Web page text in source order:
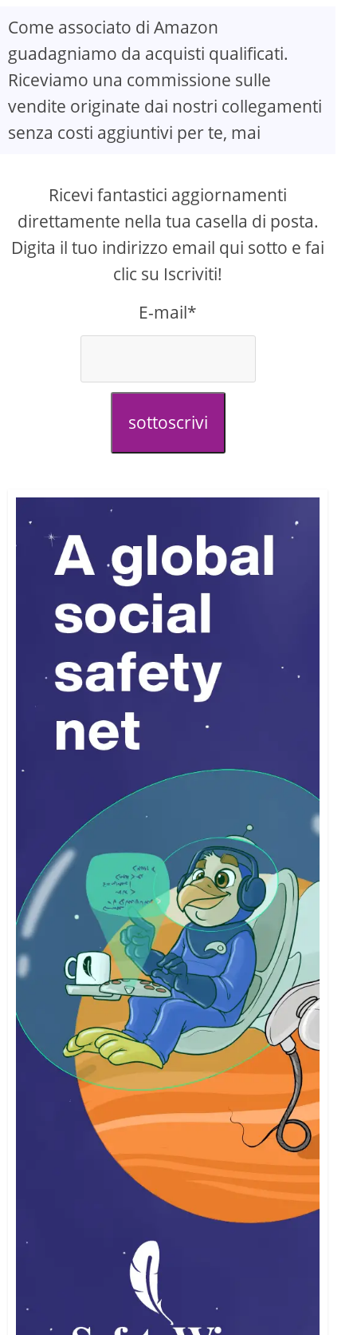
Come associato di Amazon
guadagniamo da acquisti qualificati.
Riceviamo una commissione sulle
vendite originate dai nostri collegamenti
senza costi aggiuntivi per te, mai
Ricevi fantastici aggiornamenti
direttamente nella tua casella di posta.
Digita il tuo indirizzo email qui sotto e fai
clic su Iscriviti!
E-mail*
sottoscrivi